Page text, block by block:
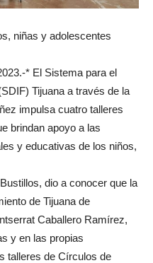
niñas y adolescentes
* El Sistema para el
Tijuana a través de la
impulsa cuatro talleres
brindan apoyo a las
y educativas de los niños,
dio a conocer que la
de Tijuana de
Caballero Ramírez,
y en las propias
talleres de Círculos de